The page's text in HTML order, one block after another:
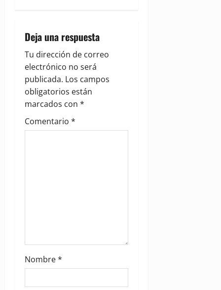
v
i
g
a
t
i
Deja una respuesta
Tu dirección de correo
electrónico no será
publicada. Los campos
obligatorios están
marcados con *
Comentario *
Nombre*